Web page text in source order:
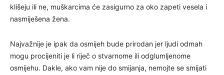
klišeju ili ne, muškarcima će zasigurno za oko zapeti vesela i
nasmiješena žena.
Najvažnije je ipak da osmijeh bude prirodan jer ljudi odmah
mogu procijeniti je li riječ o stvarnome ili odglumljenome
osmijehu. Dakle, ako vam nije do smijanja, nemojte se smijati